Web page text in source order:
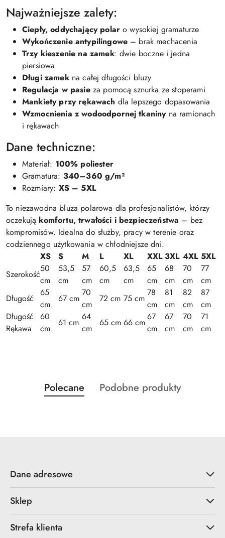
Najważniejsze zalety:
Ciepły, oddychający polar o wysokiej gramaturze
Wykończenie antypilingowe – brak mechacenia
Trzy kieszenie na zamek: dwie boczne i jedna
piersiowa
Długi zamekna całej długości bluzy
Regulacja w pasieza pomocą sznurka ze stoperami
Mankiety przy rękawach dla lepszego dopasowania
Wzmocnienia z wodoodpornej tkaninyna ramionach
i rękawach
Dane techniczne:
Materiał: 100% poliester
Gramatura: 340–360 g/m²
Rozmiary: XS – 5XL
To niezawodna bluza polarowa dla profesjonalistów, którzy
oczekują komfortu, trwałości i bezpieczeństwa – bez
kompromisów. Idealna do służby, pracy w terenie oraz
codziennego użytkowania w chłodniejsze dni.
XS
S M L XL XXL 3XL 4XL 5XL
Szerokość
50
cm
53,5
cm
57
cm
60,5
cm
63,5
cm
65
cm
68
cm
70
cm
77
cm
Długość
65
cm
67 cm
70
cm
72 cm 75 cm
78
cm
81
cm
82
cm
87
cm
Długość
Rękawa
60
cm
61 cm
64
cm
65 cm 66 cm
67
cm
67
cm
70
cm
71
cm
Pomiń karuzelę produktów
Produkty
o
Polecane
Produkty
Podobne produkty
Dane adresowe
Sklep
Strefa klienta